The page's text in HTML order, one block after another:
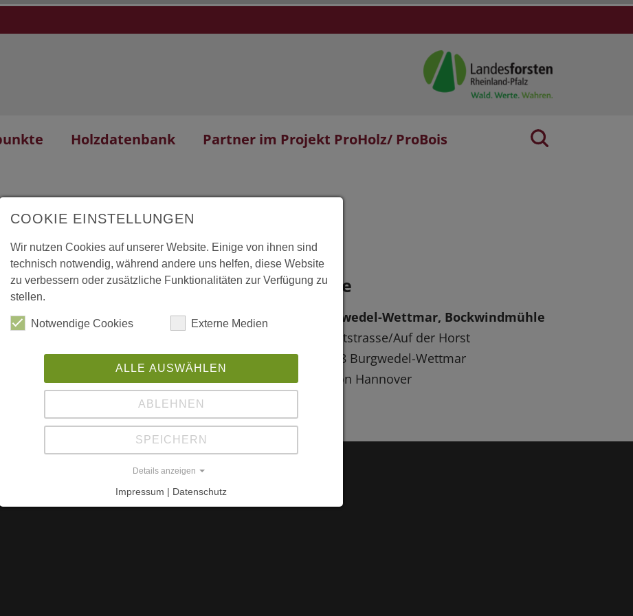
Holzdatenbank
Partner im Projekt ProHolz/ ProBois
die 1798 erneuert wurde
Lage
Burgwedel-Wettmar, Bockwindmühle
Hauptstrasse/Auf der Horst
30938 Burgwedel-Wettmar
Region Hannover
COOKIE EINSTELLUNGEN
Wir nutzen Cookies auf unserer Website. Einige von ihnen sind
technisch notwendig, während andere uns helfen, diese Website
zu verbessern oder zusätzliche Funktionalitäten zur Verfügung zu
stellen.
Notwendige Cookies Externe Medien
ALLE AUSWÄHLEN
ABLEHNEN
SPEICHERN
Details anzeigen
Impressum | Datenschutz